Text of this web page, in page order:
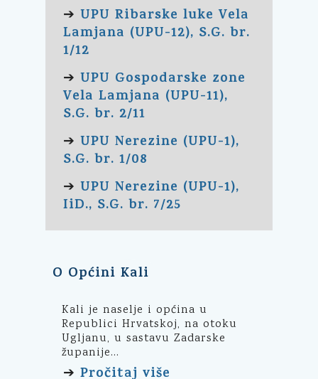
➔ UPU Ribarske luke Vela
Lamjana (UPU-12), S.G. br.
1/12
➔ UPU Gospodarske zone
Vela Lamjana (UPU-11),
S.G. br. 2/11
➔ UPU Nerezine (UPU-1),
S.G. br. 1/08
➔ UPU Nerezine (UPU-1),
IiD., S.G. br. 7/25
O Općini Kali
Kali je naselje i općina u
Republici Hrvatskoj, na otoku
Ugljanu, u sastavu Zadarske
županije...
➔ Pročitaj više